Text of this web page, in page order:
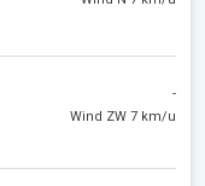
-
Wind ZW 7 km/u